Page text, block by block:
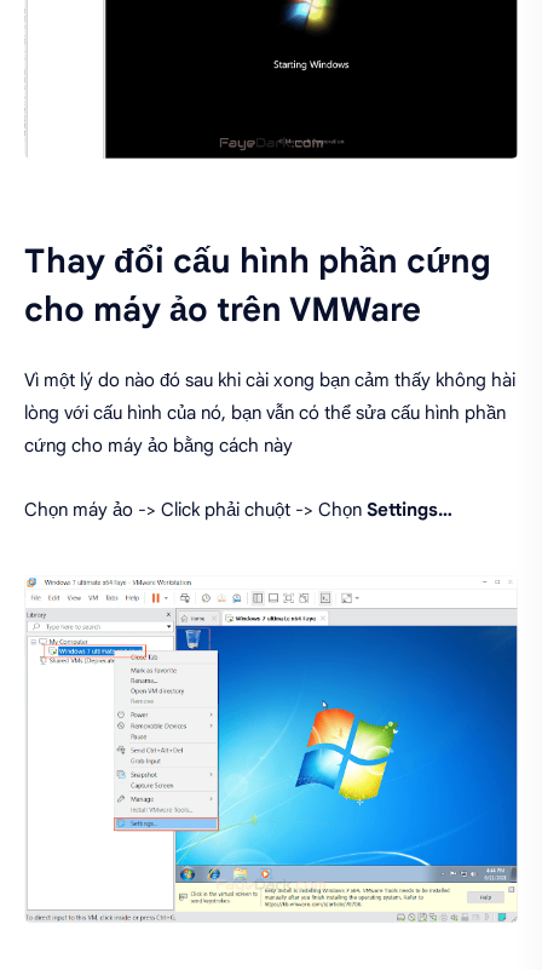
Thay đổi cấu hình phần cứng
cho máy ảo trên VMWare
Vì một lý do nào đó sau khi cài xong bạn cảm thấy không hài
lòng với cấu hình của nó, bạn vẫn có thể sửa cấu hình phần
cứng cho máy ảo bằng cách này
Chọn máy ảo -> Click phải chuột -> Chọn Settings…